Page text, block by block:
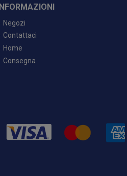
Negozi
Contattaci
Home
Consegna